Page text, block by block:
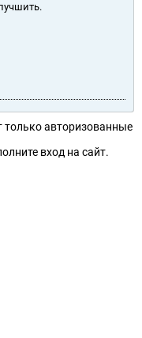
только авторизованные
вход на сайт.